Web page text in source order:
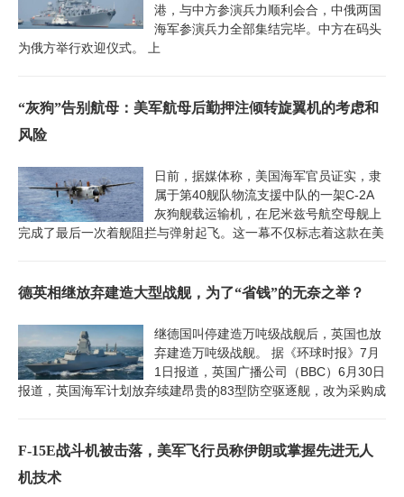
港，与中方参演兵力顺利会合，中俄两国
海军参演兵力全部集结完毕。中方在码头
为俄方举行欢迎仪式。 上
“灰狗”告别航母：美军航母后勤押注倾转旋翼机的考虑和
风险
日前，据媒体称，美国海军官员证实，隶
属于第40舰队物流支援中队的一架C-2A
灰狗舰载运输机，在尼米兹号航空母舰上
完成了最后一次着舰阻拦与弹射起飞。这一幕不仅标志着这款在美
德英相继放弃建造大型战舰，为了“省钱”的无奈之举？
继德国叫停建造万吨级战舰后，英国也放
弃建造万吨级战舰。 据《环球时报》7月
1日报道，英国广播公司（BBC）6月30日
报道，英国海军计划放弃续建昂贵的83型防空驱逐舰，改为采购成
F-15E战斗机被击落，美军飞行员称伊朗或掌握先进无人
机技术